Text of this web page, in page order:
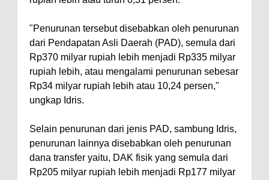
"Penurunan tersebut disebabkan oleh penurunan
dari Pendapatan Asli Daerah (PAD), semula dari
Rp370 milyar rupiah lebih menjadi Rp335 milyar
rupiah lebih, atau mengalami penurunan sebesar
Rp34 milyar rupiah lebih atau 10,24 persen,"
ungkap Idris.
Selain penurunan dari jenis PAD, sambung Idris,
penurunan lainnya disebabkan oleh penurunan
dana transfer yaitu, DAK fisik yang semula dari
Rp205 milyar rupiah lebih menjadi Rp177 milyar